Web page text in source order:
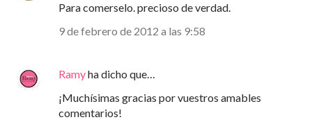
Para comerselo. precioso de verdad.
9 de febrero de 2012 a las 9:58
Ramyha dicho que…
¡Muchísimas gracias por vuestros amables
comentarios!